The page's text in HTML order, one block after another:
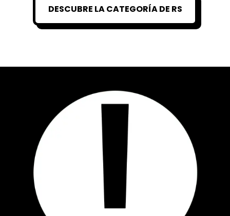
DESCUBRE LA CATEGORÍA DE RS